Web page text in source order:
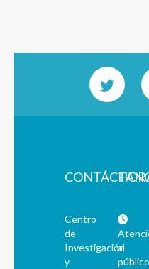
Centro
de
Investigación
y
al
público